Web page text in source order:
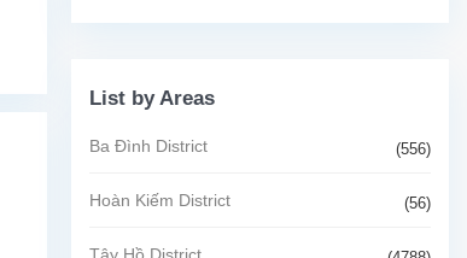
List by Areas
Ba Đình District (556)
Hoàn Kiếm District (56)
Tây Hồ District